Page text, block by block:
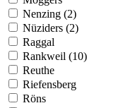
Nenzing (2)
Nüziders (2)
Raggal
Rankweil (10)
Reuthe
Riefensberg
Röns